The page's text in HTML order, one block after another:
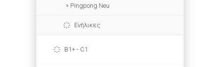
Pingpong Neu
Ενήλικες
B1+ - C1